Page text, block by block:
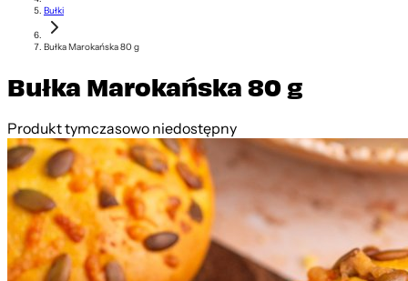
Bułki
Bułka Marokańska 80 g
Bułka Marokańska 80 g
Produkt tymczasowo niedostępny